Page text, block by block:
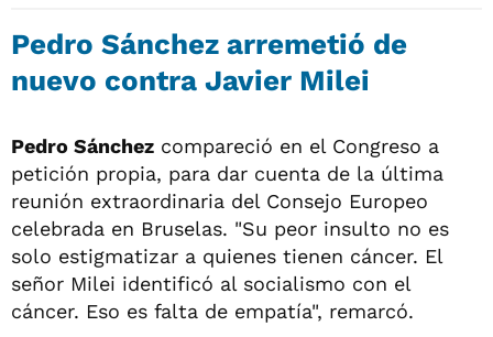
Pedro Sánchez arremetió de
nuevo contra Javier Milei
Pedro Sánchez compareció en el Congreso a
petición propia, para dar cuenta de la última
reunión extraordinaria del Consejo Europeo
celebrada en Bruselas. "Su peor insulto no es
solo estigmatizar a quienes tienen cáncer. El
señor Milei identificó al socialismo con el
cáncer. Eso es falta de empatía", remarcó.